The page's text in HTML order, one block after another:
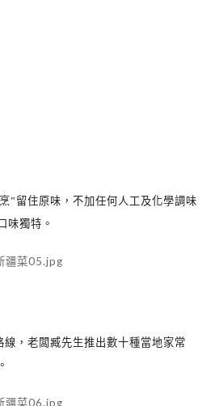
” 留住原味，不加任何人工及化學調味
味獨特。
，老闆臧先生推出數十種當地家常
。